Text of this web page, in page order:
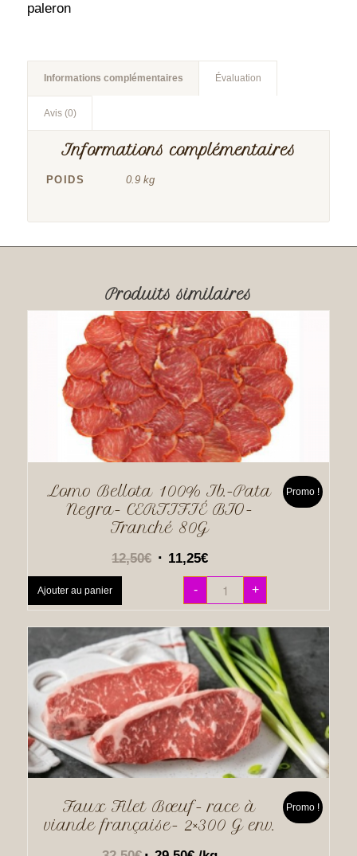
paleron
Informations complémentaires Évaluation
Avis (0)
Informations complémentaires
POIDS 0.9 kg
Produits similaires
Lomo Bellota 100% Ib.-Pata
Negra- CERTIFIÉ BIO-
Tranché 80G
12,50€ 11,25€
Promo !
- +
Ajouter au panier
Faux Filet Bœuf- race à
viande française- 2×300 G env.
Promo !